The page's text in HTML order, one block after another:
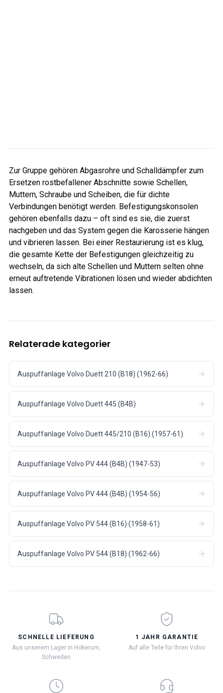
Zur Gruppe gehören Abgasrohre und Schalldämpfer zum
Ersetzen rostbefallener Abschnitte sowie Schellen,
Muttern, Schraube und Scheiben, die für dichte
Verbindungen benötigt werden. Befestigungskonsolen
gehören ebenfalls dazu – oft sind es sie, die zuerst
nachgeben und das System gegen die Karosserie hängen
und vibrieren lassen. Bei einer Restaurierung ist es klug,
die gesamte Kette der Befestigungen gleichzeitig zu
wechseln, da sich alte Schellen und Muttern selten ohne
erneut auftretende Vibrationen lösen und wieder abdichten
lassen.
Relaterade kategorier
Auspuffanlage Volvo Duett 210 (B18) (1962-66)
Auspuffanlage Volvo Duett 445 (B4B)
Auspuffanlage Volvo Duett 445/210 (B16) (1957-61)
Auspuffanlage Volvo PV 444 (B4B) (1947-53)
Auspuffanlage Volvo PV 444 (B4B) (1954-56)
Auspuffanlage Volvo PV 544 (B16) (1958-61)
Auspuffanlage Volvo PV 544 (B18) (1962-66)
SCHNELLE LIEFERUNG
Aus unserem Lager in Hökerum,
Schweden
1 JAHR GARANTIE
Auf alle Teile für Ihren Volvo